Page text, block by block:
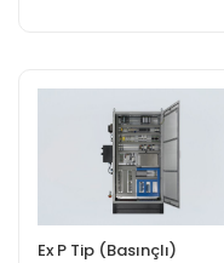
Ex P Tip (Basınçlı)